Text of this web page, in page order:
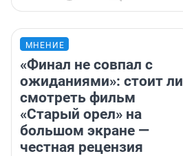
МНЕНИЕ
«Финал не совпал с
ожиданиями»: стоит ли
смотреть фильм
«Старый орел» на
большом экране —
честная рецензия